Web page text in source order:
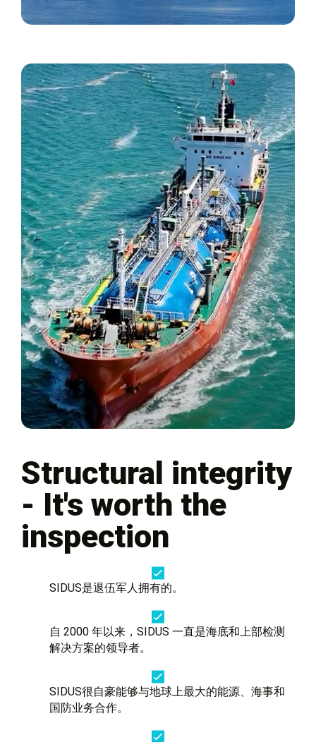
Structural integrity
- It's worth the
inspection
SIDUS是退伍军人拥有的。
自 2000 年以来，SIDUS 一直是海底和上部检测
解决方案的领导者。
SIDUS很自豪能够与地球上最大的能源、海事和
国防业务合作。